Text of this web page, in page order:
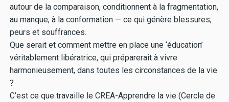
autour de la comparaison, conditionnent à la fragmentation,
au manque, à la conformation — ce qui génère blessures,
peurs et souffrances.
Que serait et comment mettre en place une ‘éducation’
véritablement libératrice, qui préparerait à vivre
harmonieusement, dans toutes les circonstances de la vie
?
C’est ce que travaille le CREA-Apprendre la vie (Cercle de